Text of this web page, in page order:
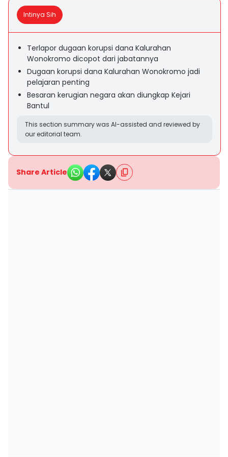
Intinya Sih
Terlapor dugaan korupsi dana Kalurahan
Wonokromo dicopot dari jabatannya
Dugaan korupsi dana Kalurahan Wonokromo jadi
pelajaran penting
Besaran kerugian negara akan diungkap Kejari
Bantul
This section summary was AI-assisted and reviewed by
our editorial team.
Share Article